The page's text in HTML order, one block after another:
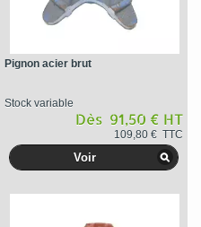
Pignon acier brut
Stock variable
Dès 91,50 € HT
109,80 € TTC
Voir